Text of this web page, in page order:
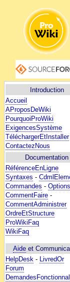
Introduction
Accueil
AProposDeWiki
PourquoiProWiki
ExigencesSystème
TéléchargerEtInstaller
ContactezNous
Documentation
RéférenceEnLigne
Syntaxes -
Commandes - Options
CommentFaire -
CommentAdministrer
OrdreEtStructure
ProWikiFaq
WikiFaq
Aide et
HelpDesk - LivredOr
Forum